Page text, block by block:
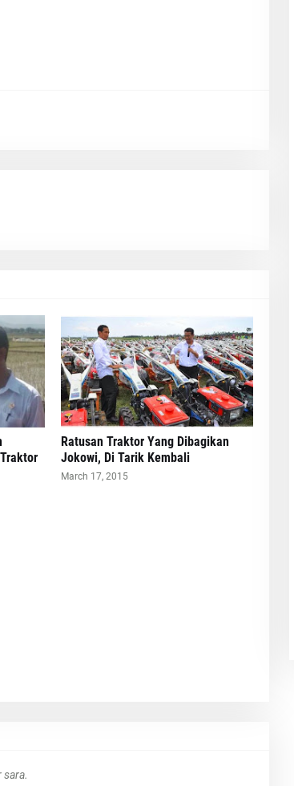
Ratusan Traktor Yang Dibagikan
Jokowi, Di Tarik Kembali
March 17, 2015